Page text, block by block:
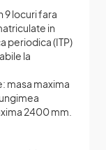
9 locuri fara
in
periodica (ITP)
la
masa maxima
2400 mm.